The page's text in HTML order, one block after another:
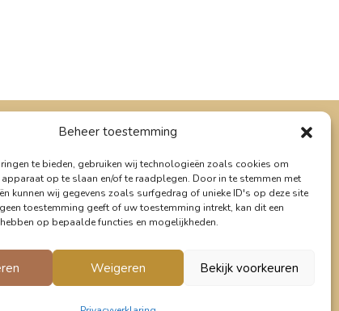
Beheer toestemming
te bieden, gebruiken wij technologieën zoals cookies om
op te slaan en/of te raadplegen. Door in te stemmen met
kunnen wij gegevens zoals surfgedrag of unieke ID's op deze site
toestemming geeft of uw toestemming intrekt, kan dit een
op bepaalde functies en mogelijkheden.
Weigeren Bekijk voorkeuren
Social Media